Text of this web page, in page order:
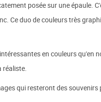
posée sur une épaule.
Ce duo de couleurs très
en couleurs qu'en
réaliste.
qui resteront des souvenirs